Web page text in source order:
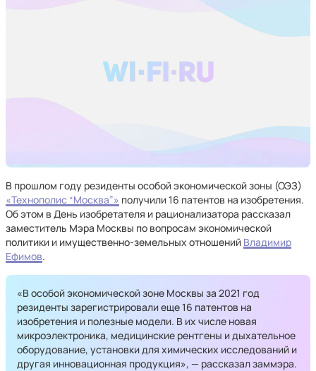
В прошлом году резиденты особой экономической зоны (ОЭЗ)
«Технополис “Москва”» получили 16 патентов на изобретения.
Об этом в День изобретателя и рационализатора рассказал
заместитель Мэра Москвы по вопросам экономической
политики и имущественно-земельных отношений Владимир
Ефимов.
«В особой экономической зоне Москвы за 2021 год
резиденты зарегистрировали еще 16 патентов на
изобретения и полезные модели. В их числе новая
микроэлектроника, медицинские рентгены и дыхательное
оборудование, установки для химических исследований и
другая инновационная продукция», — рассказал заммэра.